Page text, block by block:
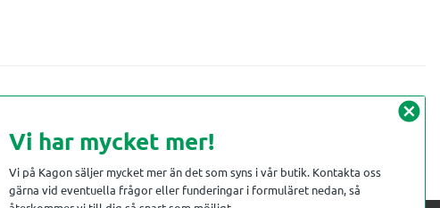
cancel
Vi har mycket mer!
Vi på Kagon säljer mycket mer än det som syns i vår butik. Kontakta oss
gärna vid eventuella frågor eller funderingar i formuläret nedan, så